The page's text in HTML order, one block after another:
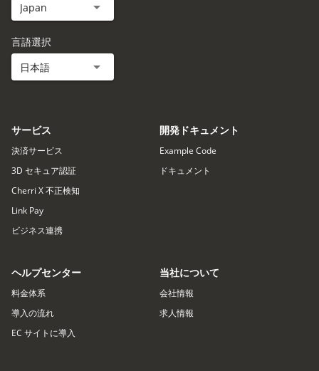
Japan
言語選択​​
日本語
サービス
決済サービス
3D セキュア認証
Cherri X 不正検知
Link Pay
ビジネス連携
開発ドキュメント
Example Code
ドキュメント
ヘルプセンター
料金体系
導入の流れ
EC サイトに導入
当社について
会社情報
求人情報